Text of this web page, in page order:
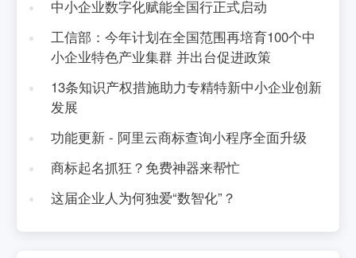
中小企业数字化赋能全国行正式启动
工信部：今年计划在全国范围再培育100个中
小企业特色产业集群 并出台促进政策
13条知识产权措施助力专精特新中小企业创新
发展
功能更新 - 阿里云商标查询小程序全面升级
商标起名抓狂？免费神器来帮忙
这届企业人为何独爱“数智化”？